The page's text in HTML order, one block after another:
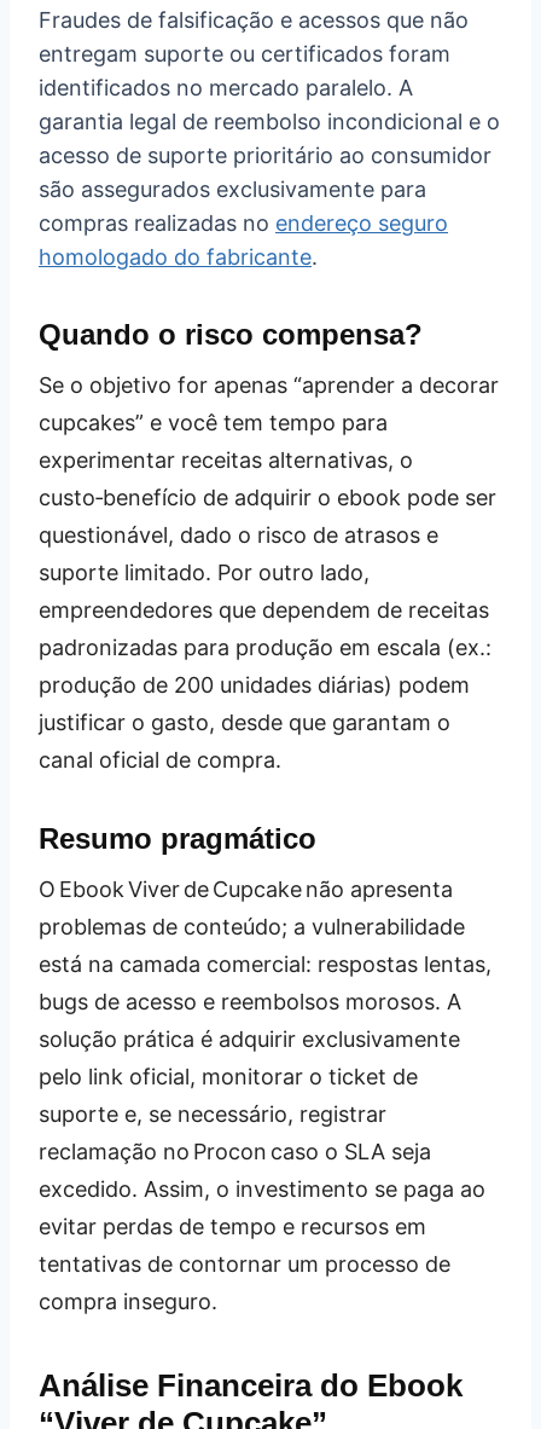
Fraudes de falsificação e acessos que não
entregam suporte ou certificados foram
identificados no mercado paralelo. A
garantia legal de reembolso incondicional e o
acesso de suporte prioritário ao consumidor
são assegurados exclusivamente para
compras realizadas no endereço seguro
homologado do fabricante.
Quando o risco compensa?
Se o objetivo for apenas “aprender a decorar
cupcakes” e você tem tempo para
experimentar receitas alternativas, o
custo‑benefício de adquirir o ebook pode ser
questionável, dado o risco de atrasos e
suporte limitado. Por outro lado,
empreendedores que dependem de receitas
padronizadas para produção em escala (ex.:
produção de 200 unidades diárias) podem
justificar o gasto, desde que garantam o
canal oficial de compra.
Resumo pragmático
O Ebook Viver de Cupcake não apresenta
problemas de conteúdo; a vulnerabilidade
está na camada comercial: respostas lentas,
bugs de acesso e reembolsos morosos. A
solução prática é adquirir exclusivamente
pelo link oficial, monitorar o ticket de
suporte e, se necessário, registrar
reclamação no Procon caso o SLA seja
excedido. Assim, o investimento se paga ao
evitar perdas de tempo e recursos em
tentativas de contornar um processo de
compra inseguro.
Análise Financeira do Ebook